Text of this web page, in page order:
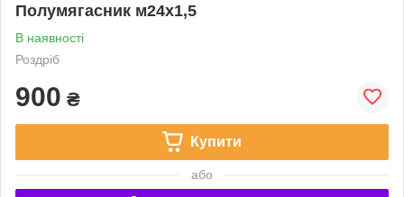
Полумягасник м24х1,5
В наявності
Роздріб
900 ₴
Купити
або